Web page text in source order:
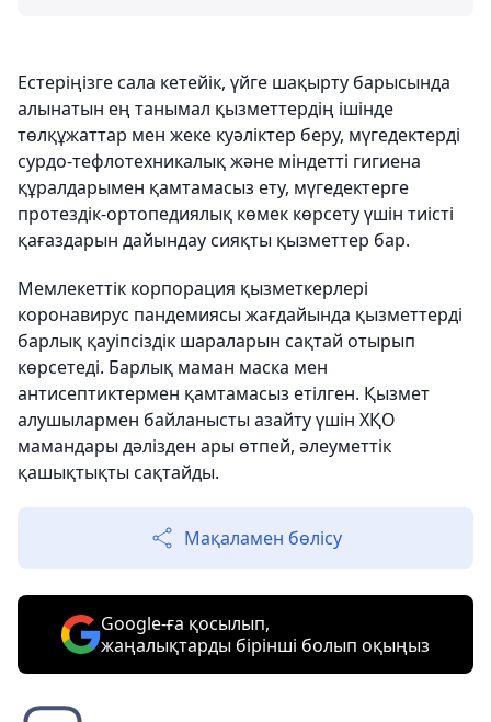
Естеріңізге сала кетейік, үйге шақырту барысында
алынатын ең танымал қызметтердің ішінде
төлқұжаттар мен жеке куәліктер беру, мүгедектерді
сурдо-тефлотехникалық және міндетті гигиена
құралдарымен қамтамасыз ету, мүгедектерге
протездік-ортопедиялық көмек көрсету үшін тиісті
қағаздарын дайындау сияқты қызметтер бар.
Мемлекеттік корпорация қызметкерлері
коронавирус пандемиясы жағдайында қызметтерді
барлық қауіпсіздік шараларын сақтай отырып
көрсетеді. Барлық маман маска мен
антисептиктермен қамтамасыз етілген. Қызмет
алушылармен байланысты азайту үшін ХҚО
мамандары дәлізден ары өтпей, әлеуметтік
қашықтықты сақтайды.
Мақаламен бөлісу
Google-ға қосылып,
жаңалықтарды бірінші болып оқыңыз